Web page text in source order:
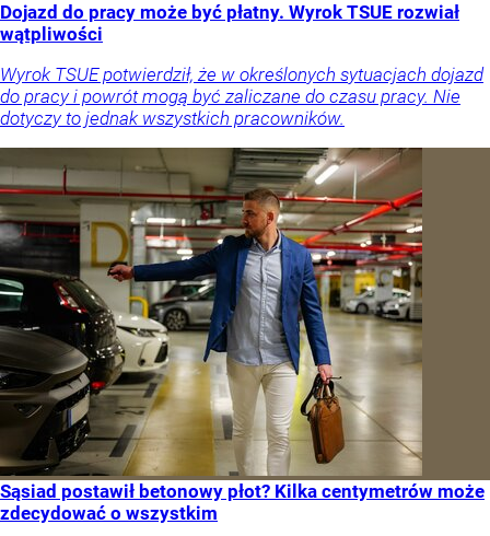
Dojazd do pracy może być płatny. Wyrok TSUE rozwiał
wątpliwości
Wyrok TSUE potwierdził, że w określonych sytuacjach dojazd
do pracy i powrót mogą być zaliczane do czasu pracy. Nie
dotyczy to jednak wszystkich pracowników.
Sąsiad postawił betonowy płot? Kilka centymetrów może
zdecydować o wszystkim